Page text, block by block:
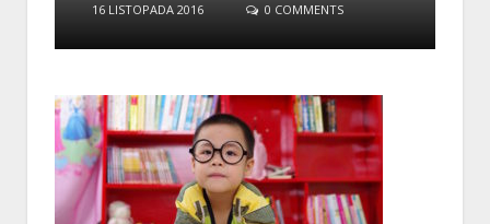
16 LISTOPADA 2016 0 COMMENTS